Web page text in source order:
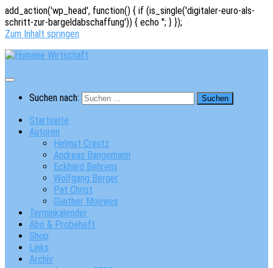
add_action('wp_head', function() { if (is_single('digitaler-euro-als-
schritt-zur-bargeldabschaffung')) { echo ''; } });
Zum Inhalt springen
Suchen nach:
Startseite
Autoren
Helmut Creutz
Andreas Bangemann
Eckhard Behrens
Wolfgang Berger
Pat Christ
Günther Moewes
Terminkalender
Abo & Probeheft
Shop
Links
Archiv